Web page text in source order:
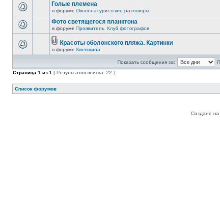
Голые племена
в форуме Околонатуристские разговоры
Фото светящегося планктона
в форуме Проявитель. Клуб фотографов
Красоты оболонского пляжа. Картинки
в форуме Киевщина
Показать сообщения за:
Страница 1 из 1 [ Результатов поиска: 22 ]
Список форумов
Создано